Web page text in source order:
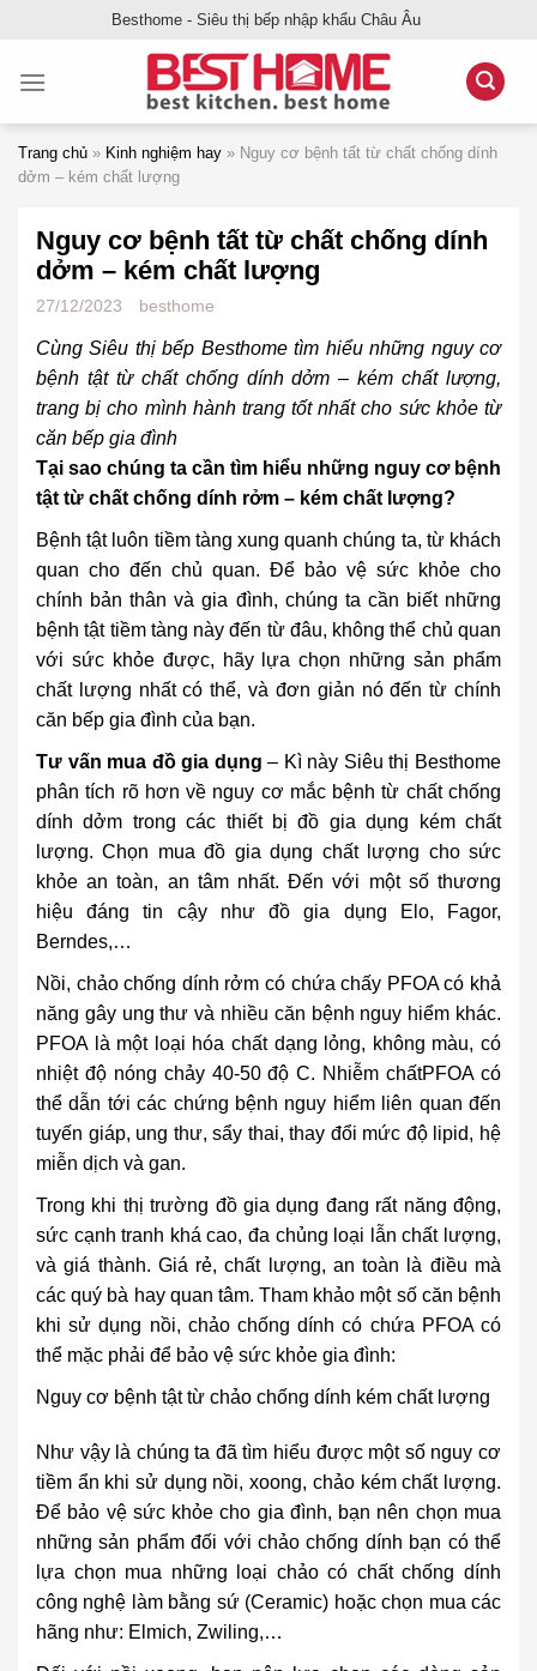
nội
Besthome - Siêu thị bếp nhập khẩu Châu Âu
Trang chủ » Kinh nghiệm hay » Nguy cơ bệnh tất từ chất chống dính
dởm – kém chất lượng
Nguy cơ bệnh tất từ chất chống dính
dởm – kém chất lượng
27/12/2023 besthome
Cùng Siêu thị bếp Besthome tìm hiểu những nguy cơ
bệnh tật từ chất chống dính dởm – kém chất lượng,
trang bị cho mình hành trang tốt nhất cho sức khỏe từ
căn bếp gia đình
Tại sao chúng ta cần tìm hiểu những nguy cơ bệnh
tật từ chất chống dính rởm – kém chất lượng?
Bệnh tật luôn tiềm tàng xung quanh chúng ta, từ khách
quan cho đến chủ quan. Để bảo vệ sức khỏe cho
chính bản thân và gia đình, chúng ta cần biết những
bệnh tật tiềm tàng này đến từ đâu, không thể chủ quan
với sức khỏe được, hãy lựa chọn những sản phẩm
chất lượng nhất có thể, và đơn giản nó đến từ chính
căn bếp gia đình của bạn.
Tư vấn mua đồ gia dụng– Kì này Siêu thị Besthome
phân tích rõ hơn về nguy cơ mắc bệnh từ chất chống
dính dởm trong các thiết bị đồ gia dụng kém chất
lượng. Chọn mua đồ gia dụng chất lượng cho sức
khỏe an toàn, an tâm nhất. Đến với một số thương
hiệu đáng tin cậy như đồ gia dụng Elo, Fagor,
Berndes,…
Nồi, chảo chống dính rởm có chứa chấy PFOA có khả
năng gây ung thư và nhiều căn bệnh nguy hiểm khác.
PFOA là một loại hóa chất dạng lỏng, không màu, có
nhiệt độ nóng chảy 40-50 độ C. Nhiễm chấtPFOA có
thể dẫn tới các chứng bệnh nguy hiểm liên quan đến
tuyến giáp, ung thư, sẩy thai, thay đổi mức độ lipid, hệ
miễn dịch và gan.
Trong khi thị trường đồ gia dụng đang rất năng động,
sức cạnh tranh khá cao, đa chủng loại lẫn chất lượng,
và giá thành. Giá rẻ, chất lượng, an toàn là điều mà
các quý bà hay quan tâm. Tham khảo một số căn bệnh
khi sử dụng nồi, chảo chống dính có chứa PFOA có
thể mặc phải để bảo vệ sức khỏe gia đình:
Nguy cơ bệnh tật từ chảo chống dính kém chất lượng
Như vậy là chúng ta đã tìm hiểu được một số nguy cơ
tiềm ẩn khi sử dụng nồi, xoong, chảo kém chất lượng.
Để bảo vệ sức khỏe cho gia đình, bạn nên chọn mua
những sản phẩm đối với chảo chống dính bạn có thể
lựa chọn mua những loại chảo có chất chống dính
công nghệ làm bằng sứ (Ceramic) hoặc chọn mua các
hãng như: Elmich, Zwiling,…